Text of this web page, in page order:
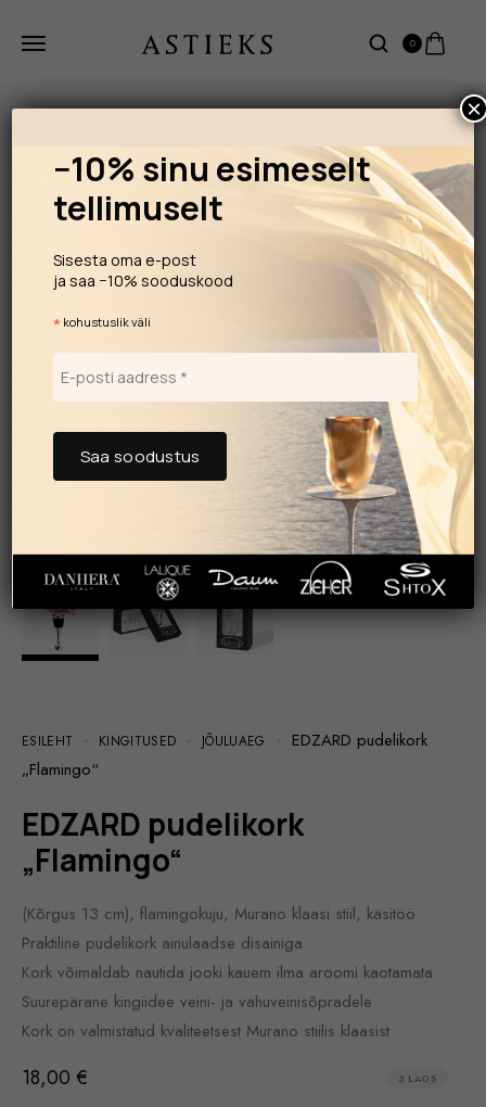
0
ESILEHT KINGITUSED JÕULUAEG
EDZARD pudelikork
„Flamingo“
EDZARD pudelikork
„Flamingo“
(Kõrgus 13 cm), flamingokuju, Murano klaasi stiil, käsitöö
Praktiline pudelikork ainulaadse disainiga
Kork võimaldab nautida jooki kauem ilma aroomi kaotamata
Suurepärane kingiidee veini- ja vahuveinisõpradele
Kork on valmistatud kvaliteetsest Murano stiilis klaasist
18,00 € 3 LAOS
−10% sinu esimeselt
tellimuselt
Sisesta oma e-post
ja saa −10% sooduskood
* kohustuslik väli
×